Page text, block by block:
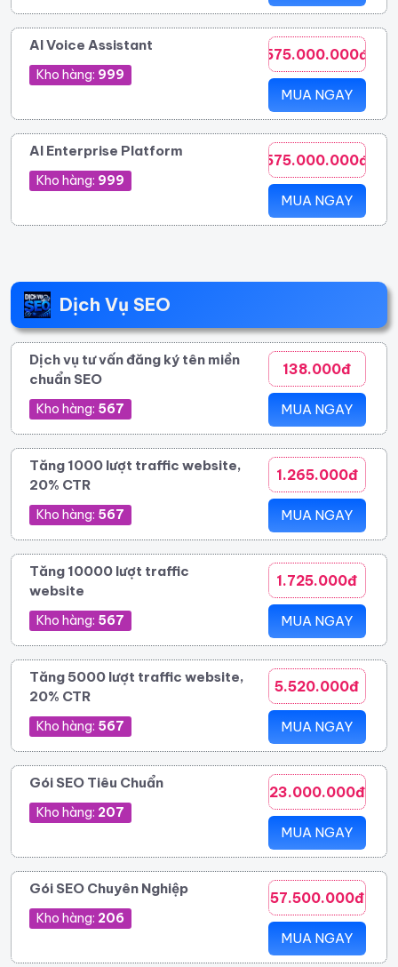
AI Voice Assistant
Kho hàng: 999
575.000.000đ
MUA NGAY
AI Enterprise Platform
Kho hàng: 999
575.000.000đ
MUA NGAY
Dịch Vụ SEO
Dịch vụ tư vấn đăng ký tên miền
chuẩn SEO
Kho hàng: 567
138.000đ
MUA NGAY
Tăng 1000 lượt traffic website,
20% CTR
Kho hàng: 567
1.265.000đ
MUA NGAY
Tăng 10000 lượt traffic
website
Kho hàng: 567
1.725.000đ
MUA NGAY
Tăng 5000 lượt traffic website,
20% CTR
Kho hàng: 567
5.520.000đ
MUA NGAY
Gói SEO Tiêu Chuẩn
Kho hàng: 207
23.000.000đ
MUA NGAY
Gói SEO Chuyên Nghiệp
Kho hàng: 206
57.500.000đ
MUA NGAY